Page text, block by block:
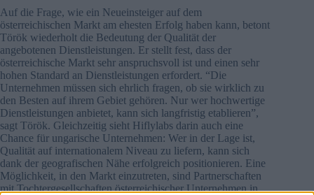
Auf die Frage, wie ein Neueinsteiger auf dem
österreichischen Markt am ehesten Erfolg haben kann, betont
Török wiederholt die Bedeutung der Qualität der
angebotenen Dienstleistungen. Er stellt fest, dass der
österreichische Markt sehr anspruchsvoll ist und einen sehr
hohen Standard an Dienstleistungen erfordert. “Die
Unternehmen müssen sich ehrlich fragen, ob sie wirklich zu
den Besten auf ihrem Gebiet gehören. Nur wer hochwertige
Dienstleistungen anbietet, kann sich langfristig etablieren”,
sagt Török. Gleichzeitig sieht Hiflylabs darin auch eine
Chance für ungarische Unternehmen: Wer in der Lage ist,
Qualität auf internationalem Niveau zu liefern, kann sich
dank der geografischen Nähe erfolgreich positionieren. Eine
Möglichkeit, in den Markt einzutreten, sind Partnerschaften
mit Tochtergesellschaften österreichischer Unternehmen in